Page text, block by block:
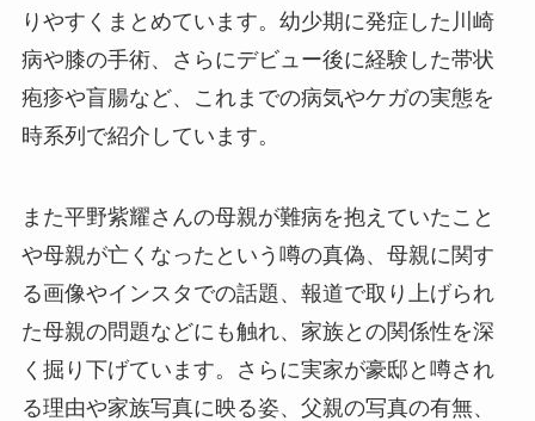
りやすくまとめています。幼少期に発症した川崎
病や膝の手術、さらにデビュー後に経験した帯状
疱疹や盲腸など、これまでの病気やケガの実態を
時系列で紹介しています。
また平野紫耀さんの母親が難病を抱えていたこと
や母親が亡くなったという噂の真偽、母親に関す
る画像やインスタでの話題、報道で取り上げられ
た母親の問題などにも触れ、家族との関係性を深
く掘り下げています。さらに実家が豪邸と噂され
る理由や家族写真に映る姿、父親の写真の有無、